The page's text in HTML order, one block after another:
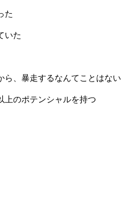
た
いた
ら、暴走するなんてことはない
上のポテンシャルを持つ